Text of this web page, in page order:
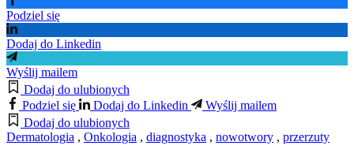
Podziel się
Dodaj do Linkedin
Wyślij mailem
Dodaj do ulubionych
Podziel się
Dodaj do Linkedin
Wyślij mailem
Dodaj do ulubionych
Dermatologia , Onkologia , diagnostyka , nowotwory , przerzuty